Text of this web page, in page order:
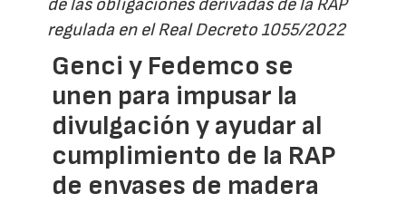
de las obligaciones derivadas de la RAP
regulada en el Real Decreto 1055/2022
Genci y Fedemco se
unen para impusar la
divulgación y ayudar al
cumplimiento de la RAP
de envases de madera